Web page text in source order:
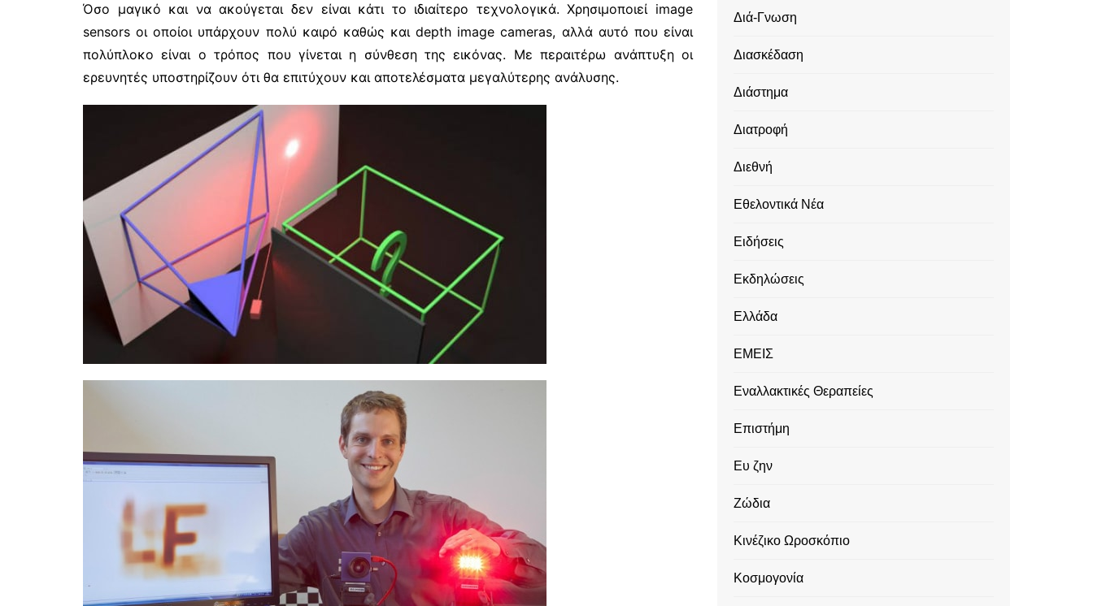
Όσο μαγικό και να ακούγεται δεν είναι κάτι το ιδιαίτερο τεχνολογικά. Χρησιμοποιεί image
sensors οι οποίοι υπάρχουν πολύ καιρό καθώς και depth image cameras, αλλά αυτό που είναι
πολύπλοκο είναι ο τρόπος που γίνεται η σύνθεση της εικόνας. Με περαιτέρω ανάπτυξη οι
ερευνητές υποστηρίζουν ότι θα επιτύχουν και αποτελέσματα μεγαλύτερης ανάλυσης.
Διά-Γνωση
Διασκέδαση
Διάστημα
Διατροφή
Διεθνή
Εθελοντικά Νέα
Ειδήσεις
Εκδηλώσεις
Ελλάδα
ΕΜΕΙΣ
Εναλλακτικές Θεραπείες
Επιστήμη
Ευ ζην
Ζώδια
Κινέζικο Ωροσκόπιο
Κοσμογονία